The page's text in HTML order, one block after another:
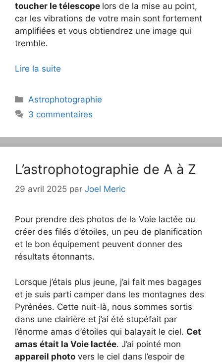
toucher le télescope lors de la mise au point,
car les vibrations de votre main sont fortement
amplifiées et vous obtiendrez une image qui
tremble.
Lire la suite
Catégories
Astrophotographie
3 commentaires
L’astrophotographie de A à Z
29 avril 2025 par Joel Meric
Pour prendre des photos de la Voie lactée ou
créer des filés d’étoiles, un peu de planification
et le bon équipement peuvent donner des
résultats étonnants.
Lorsque j’étais plus jeune, j’ai fait mes bagages
et je suis parti camper dans les montagnes des
Pyrénées. Cette nuit-là, nous sommes sortis
dans une clairière et j’ai été stupéfait par
l’énorme amas d’étoiles qui balayait le ciel. Cet
amas était la Voie lactée. J’ai pointé mon
appareil photo vers le ciel dans l’espoir de